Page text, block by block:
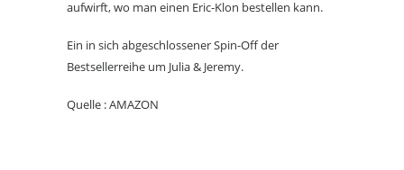
aufwirft, wo man einen Eric-Klon bestellen kann.
Ein in sich abgeschlossener Spin-Off der
Bestsellerreihe um Julia & Jeremy.
Quelle : AMAZON